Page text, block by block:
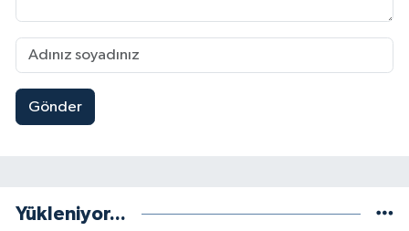
Gönder
Yükleniyor...